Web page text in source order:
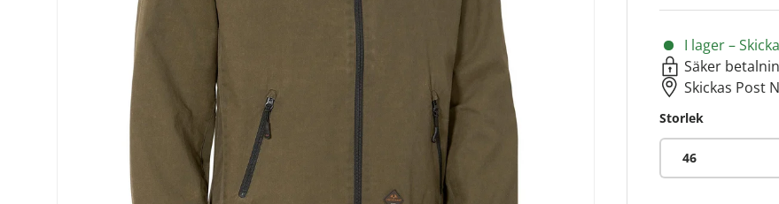
I lager –
Säker
Skickas Post
Storlek
46